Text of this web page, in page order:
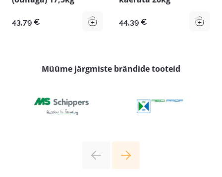
43,79 € 44,39 €
Müüme järgmiste brändide tooteid